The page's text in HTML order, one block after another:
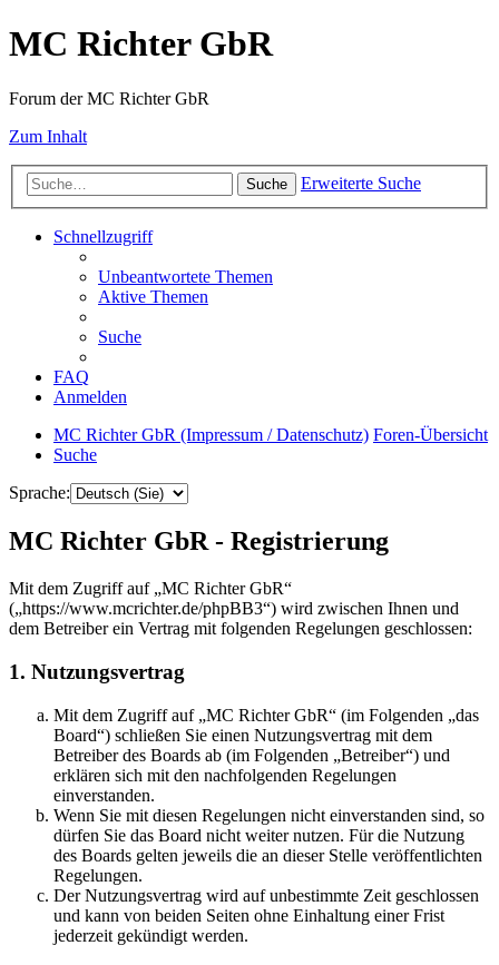
MC Richter GbR
Forum der MC Richter GbR
Zum Inhalt
Suche Erweiterte Suche
Schnellzugriff
Unbeantwortete Themen
Aktive Themen
Suche
FAQ
Anmelden
MC Richter GbR (Impressum / Datenschutz) Foren-Übersicht
Suche
Sprache:
MC Richter GbR - Registrierung
Mit dem Zugriff auf „MC Richter GbR“
(„https://www.mcrichter.de/phpBB3“) wird zwischen Ihnen und
dem Betreiber ein Vertrag mit folgenden Regelungen geschlossen:
1. Nutzungsvertrag
Mit dem Zugriff auf „MC Richter GbR“ (im Folgenden „das
Board“) schließen Sie einen Nutzungsvertrag mit dem
Betreiber des Boards ab (im Folgenden „Betreiber“) und
erklären sich mit den nachfolgenden Regelungen
einverstanden.
Wenn Sie mit diesen Regelungen nicht einverstanden sind, so
dürfen Sie das Board nicht weiter nutzen. Für die Nutzung
des Boards gelten jeweils die an dieser Stelle veröffentlichten
Regelungen.
Der Nutzungsvertrag wird auf unbestimmte Zeit geschlossen
und kann von beiden Seiten ohne Einhaltung einer Frist
jederzeit gekündigt werden.